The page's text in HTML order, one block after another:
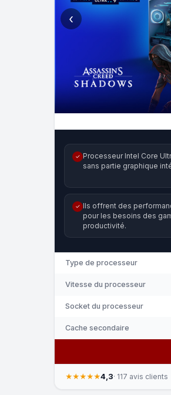
‹
✓ Processeur Intel Core
sans partie graphique
✓ Ils offrent des
pour les besoins des
productivité.
Type de processeur
Vitesse du processeur
Socket du processeur
Cache secondaire
★★★★★4,3· 117 avis clients